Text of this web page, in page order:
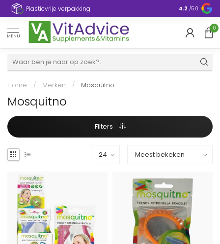
Plasticvrije verpakking 4.2 /5.0
MENU
0
Home / Merken / Mosquitno
Mosquitno
Filters